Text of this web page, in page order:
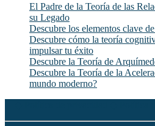
El Padre de la Teoría de las
su Legado
Descubre los elementos clave
Descubre cómo la teoría
impulsar tu éxito
Descubre la Teoría de
Descubre la Teoría de la
mundo moderno?